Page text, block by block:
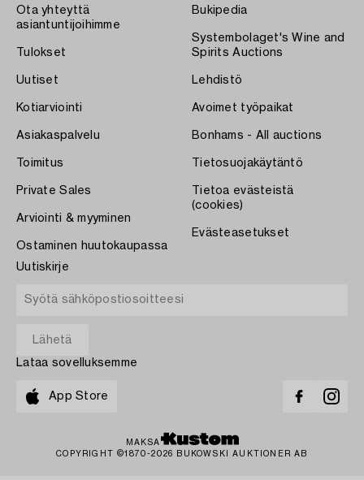
Ota yhteyttä
asiantuntijoihimme
Tulokset
Uutiset
Kotiarviointi
Asiakaspalvelu
Toimitus
Private Sales
Arviointi & myyminen
Ostaminen huutokaupassa
Bukipedia
Systembolaget's Wine and
Spirits Auctions
Lehdistö
Avoimet työpaikat
Bonhams - All auctions
Tietosuojakäytäntö
Tietoa evästeistä
(cookies)
Evästeasetukset
Uutiskirje
Lataa sovelluksemme
App Store
MAKSA
COPYRIGHT ©1870-2026 BUKOWSKI AUKTIONER AB